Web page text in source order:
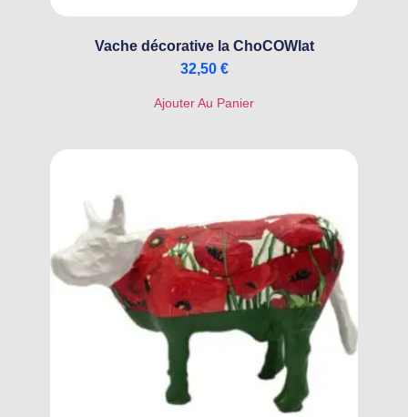
Vache décorative la ChoCOWlat
32,50 €
Ajouter Au Panier